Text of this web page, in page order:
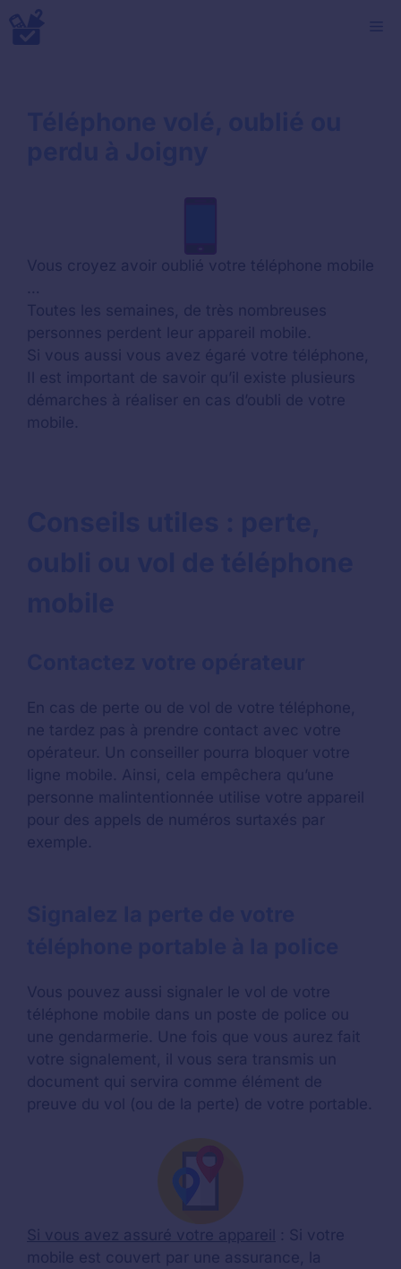
Aller
au
Vous croyez avoir oublié votre téléphone mobile
…
Toutes les semaines, de très nombreuses
personnes perdent leur appareil mobile.
Si vous aussi vous avez égaré votre téléphone,
Il est important de savoir qu’il existe plusieurs
démarches à réaliser en cas d’oubli de votre
mobile.
En cas de perte ou de vol de votre téléphone,
ne tardez pas à prendre contact avec votre
opérateur. Un conseiller pourra bloquer votre
ligne mobile. Ainsi, cela empêchera qu’une
personne malintentionnée utilise votre appareil
pour des appels de numéros surtaxés par
exemple.
Vous pouvez aussi signaler le vol de votre
téléphone mobile dans un poste de police ou
une gendarmerie. Une fois que vous aurez fait
votre signalement, il vous sera transmis un
document qui servira comme élément de
preuve du vol (ou de la perte) de votre portable.
Si vous avez assuré votre appareil
: Si votre
mobile est couvert par une assurance, la